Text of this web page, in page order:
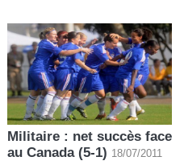
Militaire : net succès face
au Canada (5-1) 18/07/2011